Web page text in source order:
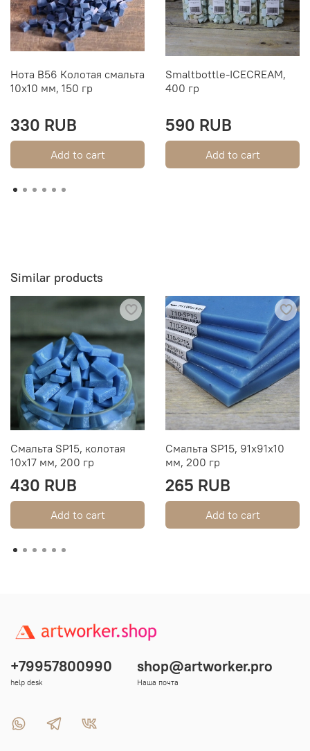
Нота B56 Колотая смальта
10х10 мм, 150 гр
330 RUB
Add to cart
Smaltbottle-ICECREAM,
400 гр
590 RUB
Add to cart
Similar products
Смальта SP15, колотая
10х17 мм, 200 гр
430 RUB
Add to cart
Смальта SP15, 91х91х10
мм, 200 гр
265 RUB
Add to cart
+79957800990
help desk
shop@artworker.pro
Наша почта